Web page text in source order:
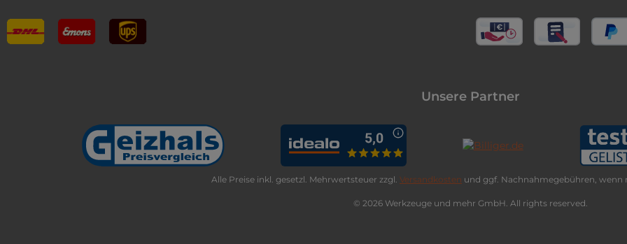
Unsere Partner
Alle Preise inkl. gesetzl. Mehrwertsteuer zzgl. Versandkosten und ggf. Nachnahmegebühren, wenn
© 2026 Werkzeuge und mehr GmbH. All rights reserved.